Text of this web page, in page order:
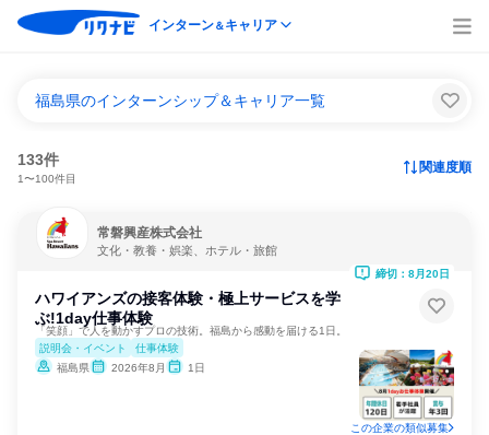
インターン＆キャリア
福島県のインターンシップ＆キャリア一覧
133件
1〜100件目
関連度順
常磐興産株式会社
文化・教養・娯楽、ホテル・旅館
ハワイアンズの接客体験・極上サービスを学
ぶ!1day仕事体験
「笑顔」で人を動かすプロの技術。福島から感動を届ける1日。
説明会・イベント
仕事体験
福島県
2026年8月 1日
締切：8月20日
この企業の類似募集